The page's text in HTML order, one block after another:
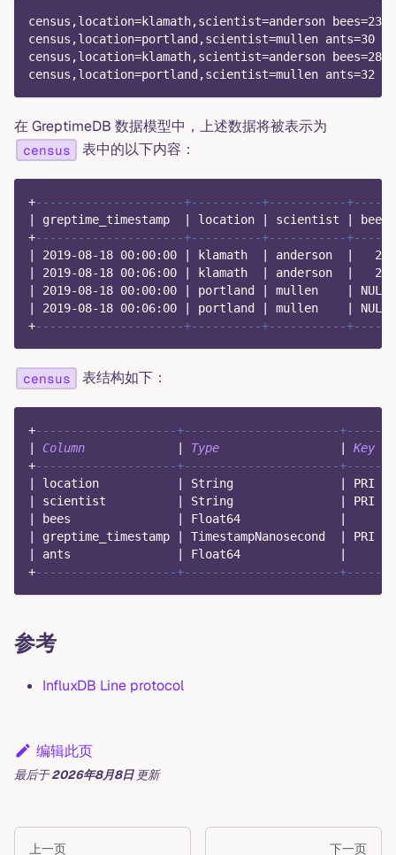
census,location=klamath,scientist=anderson bees=23
census,location=portland,scientist=mullen ants=30
census,location=klamath,scientist=anderson bees=28
census,location=portland,scientist=mullen ants=32
在 GreptimeDB 数据模型中，上述数据将被表示为
census 表中的以下内容：
+---------------------+----------+-----------+------
greptime_timestamp location scientist
bees
+---------------------+----------+-----------+------
2019-08-18 00: 00: 00 klamath anderson
23
2019-08-18 00: 06: 00 klamath anderson
28
2019-08-18 00: 00: 00 portland mullen
NULL
2019-08-18 00: 06: 00 portland mullen
NULL
+---------------------+----------+-----------+------
census 表结构如下：
+--------------------+----------------------+------
Column Type Key
+--------------------+----------------------+------
location String PRI
scientist String PRI
bees Float64
greptime_timestamp TimestampNanosecond PRI
ants Float64
+--------------------+----------------------+------
参考
InfluxDB Line protocol
编辑此页
最后于2026年8月8日 更新
上一页 下一页